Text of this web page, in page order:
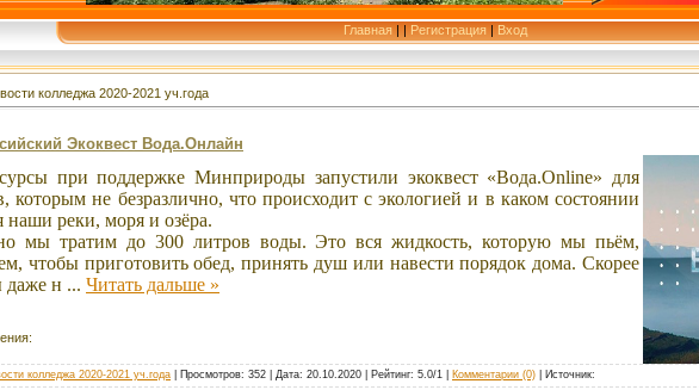
Главная | | Регистрация | Вход
колледжа 2020-2021 уч.года
Экоквест Вода.Онлайн
при поддержке Минприроды запустили экоквест «Вода.Online» для
которым не безразлично, что происходит с экологией и в каком состоянии
наши реки, моря и озёра.
мы тратим до 300 литров воды. Это вся жидкость, которую мы пьём,
чтобы приготовить обед, принять душ или навести порядок дома. Скорее
даже н ... Читать дальше »
колледжа 2020-2021 уч.года | Просмотров: 352 | Дата: 20.10.2020 | Рейтинг: 5.0/1 | Комментарии (0) | Источник: